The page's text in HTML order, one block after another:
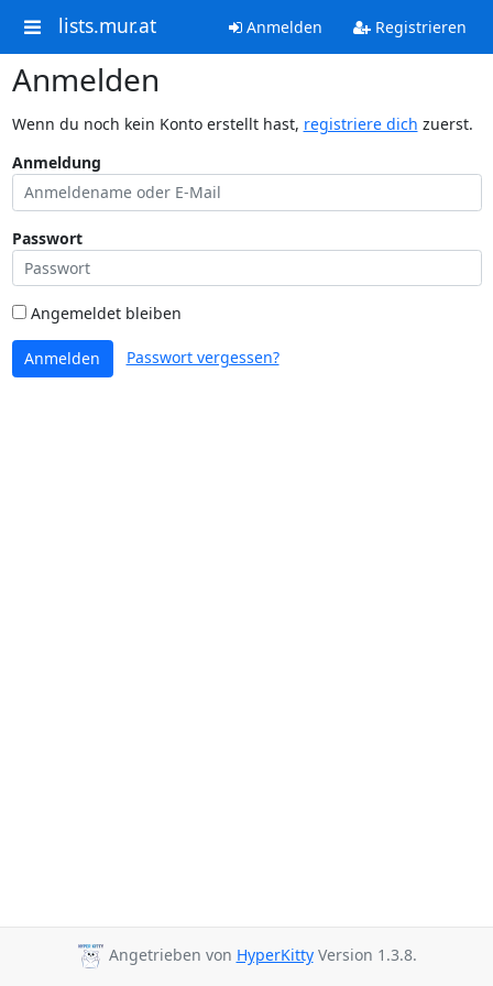
lists.mur.at Anmelden Registrieren
Anmelden
Wenn du noch kein Konto erstellt hast, registriere dich zuerst.
Anmeldung
Passwort
Angemeldet bleiben
Anmelden Passwort vergessen?
Angetrieben von HyperKittyVersion 1.3.8.